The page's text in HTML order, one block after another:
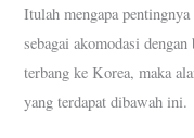
Itulah mengapa
sebagai akomodasi
terbang ke Korea, maka
yang terdapat dibawah ini.